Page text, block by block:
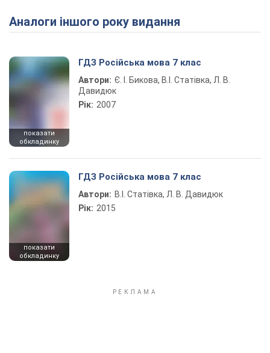
Play Video
Аналоги іншого року видання
показати
обкладинку
ГДЗ Російська мова 7 клас
Автори: Є. І. Бикова, В.І. Статівка, Л. В.
Давидюк
Рік: 2007
показати
обкладинку
ГДЗ Російська мова 7 клас
Автори:
В.І. Статівка, Л. В. Давидюк
Рік: 2015